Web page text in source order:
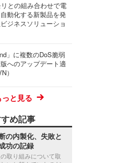
との組み合わせで電
動化する新製品を発
ジネスソリューショ
」に複数のDoS脆弱
へのアップデート適
）
と見る
め記事
の内製化、失敗と
功の記録
取り組みについて取